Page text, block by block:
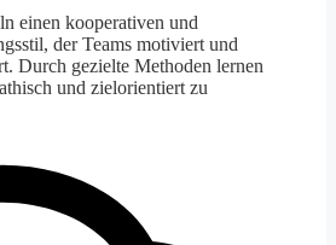
einen kooperativen und
der Teams motiviert und
Durch gezielte Methoden lernen
und zielorientiert zu